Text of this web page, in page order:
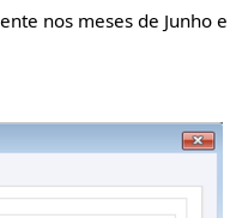
nos meses de Junho e